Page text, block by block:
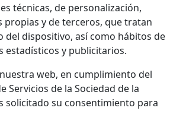
técnicas, de personalización,
propias y de terceros, que tratan
del dispositivo, así como hábitos de
estadísticos y publicitarios.
web, en cumplimiento del
Servicios de la Sociedad de la
solicitado su consentimiento para